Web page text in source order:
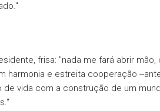
frisa: "nada me fará abrir
harmonia e estreita cooperação --
vida com a construção de um